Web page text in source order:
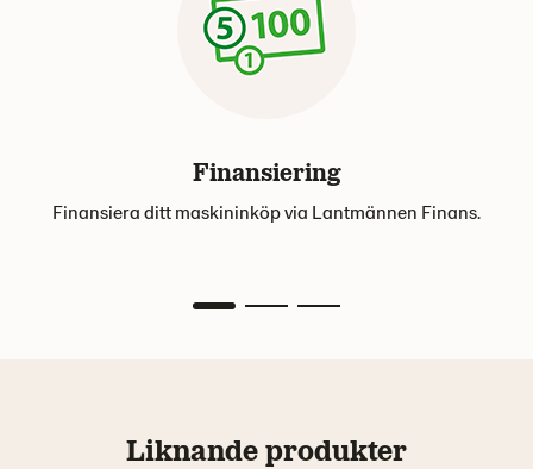
Finansiering
Finansiera ditt maskininköp via Lantmännen Finans.
Liknande produkter